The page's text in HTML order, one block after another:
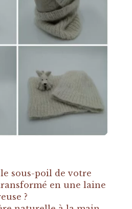
sous-poil de votre
en une laine
?